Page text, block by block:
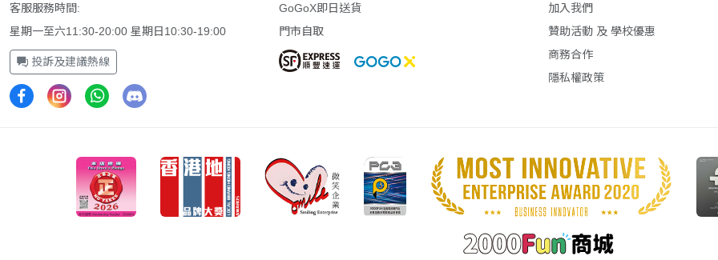
客服服務時間:
星期一至六11:30-20:00 星期日10:30-19:00
投訴及建議熱線
GoGoX即日送貨
門市自取
加入我們
贊助活動 及 學校優惠
商務合作
隱私權政策